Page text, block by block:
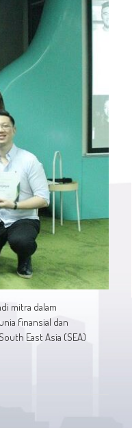
mitra dalam
finansial dan
East Asia (SEA)